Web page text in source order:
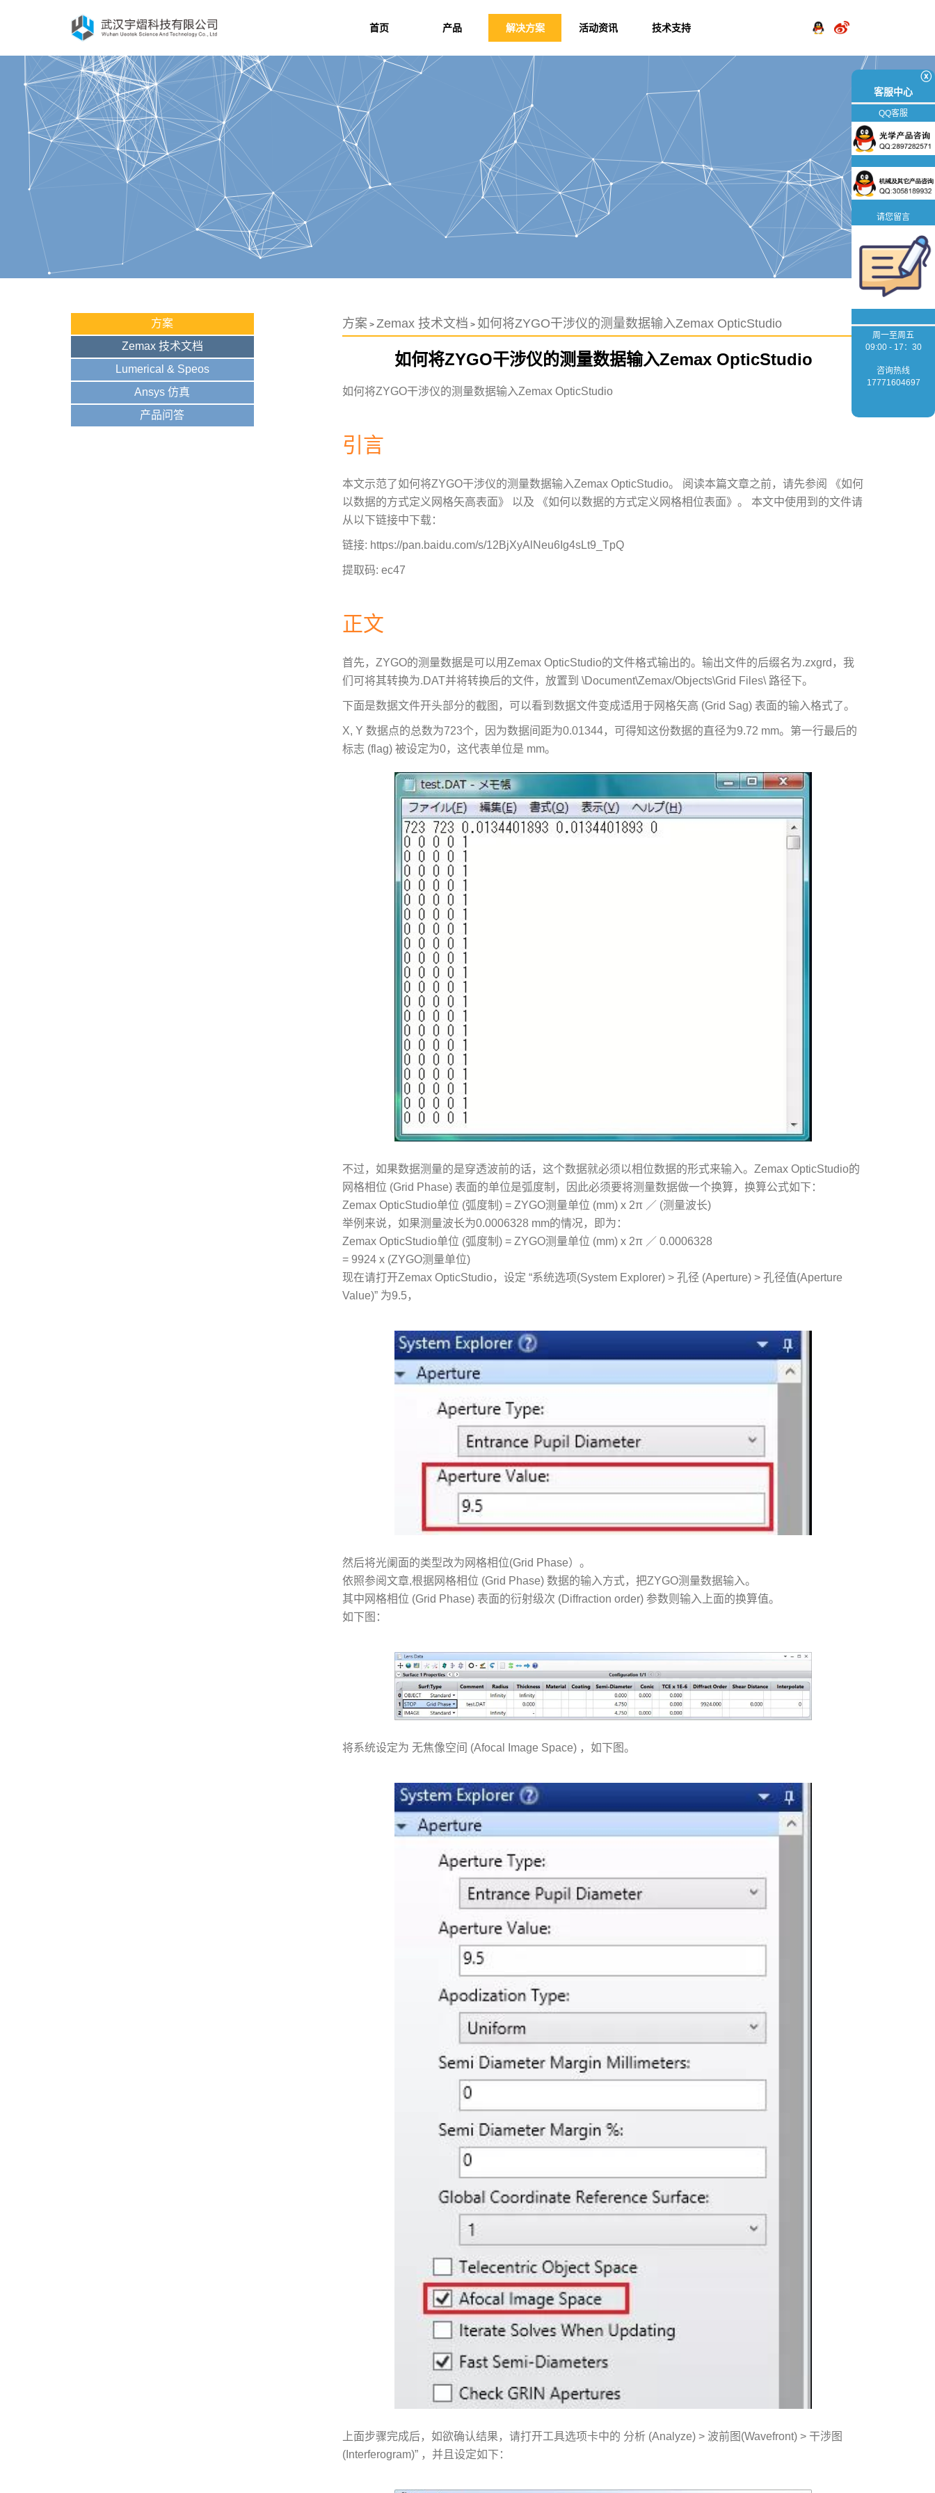
首页 产品 解决方案 活动资讯 技术支持
方案
Zemax 技术文档
Lumerical & Speos
Ansys 仿真
产品问答
方案 > Zemax 技术文档 > 如何将ZYGO干涉仪的测量数据输入Zemax OpticStudio
如何将ZYGO干涉仪的测量数据输入Zemax OpticStudio
如何将ZYGO干涉仪的测量数据输入Zemax OpticStudio
引言
本文示范了如何将ZYGO干涉仪的测量数据输入Zemax OpticStudio。 阅读本篇文章之前，请先参阅
《如何
以数据的方式定义网格矢高表面》
以及 《如何以数据的方式定义网格相位表面》。
本文中使用到的文件请
从以下链接中下载：
链接: https://pan.baidu.com/s/12BjXyAlNeu6Ig4sLt9_TpQ
提取码: ec47
正文
首先，ZYGO的测量数据是可以用Zemax OpticStudio的文件格式输出的。输出文件的后缀名为.zxgrd，我
们可将其转换为.DAT并将转换后的文件，放置到 \Document\Zemax/Objects\Grid Files\ 路径下。
下面是数据文件开头部分的截图，可以看到数据文件变成适用于网格矢高 (Grid Sag) 表面的输入格式了。
X, Y 数据点的总数为723个，因为数据间距为0.01344，可得知这份数据的直径为9.72 mm。第一行最后的
标志 (flag) 被设定为0，这代表单位是 mm。
不过，如果数据测量的是穿透波前的话，这个数据就必须以相位数据的形式来输入。Zemax OpticStudio的
网格相位 (Grid Phase) 表面的单位是弧度制，因此必须要将测量数据做一个换算，换算公式如下：
Zemax OpticStudio单位 (弧度制) = ZYGO测量单位 (mm) x 2π ／ (测量波长)
举例来说，如果测量波长为0.0006328 mm的情况，即为：
Zemax OpticStudio单位 (弧度制) = ZYGO测量单位 (mm) x 2π ／ 0.0006328
= 9924 x (ZYGO测量单位)
现在请打开Zemax OpticStudio，设定 “系统选项(System Explorer) > 孔径 (Aperture) > 孔径值(Aperture
Value)” 为9.5，
然后将光阑面的类型改为网格相位(Grid Phase）。
依照参阅文章,根据网格相位 (Grid Phase) 数据的输入方式，把ZYGO测量数据输入。
其中网格相位 (Grid Phase) 表面的衍射级次 (Diffraction order) 参数则输入上面的换算值。
如下图：
将系统设定为 无焦像空间 (Afocal Image Space) ，如下图。
上面步骤完成后，如欲确认结果，请打开工具选项卡中的 分析 (Analyze) > 波前图(Wavefront) > 干涉图
(Interferogram)” ，并且设定如下：
ⓧ
客服中心
QQ客服
请您留言
周一至周五
09:00 - 17：30
咨询热线
17771604697